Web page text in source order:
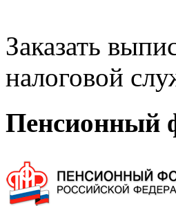
Заказать
налоговой
Пенсионный